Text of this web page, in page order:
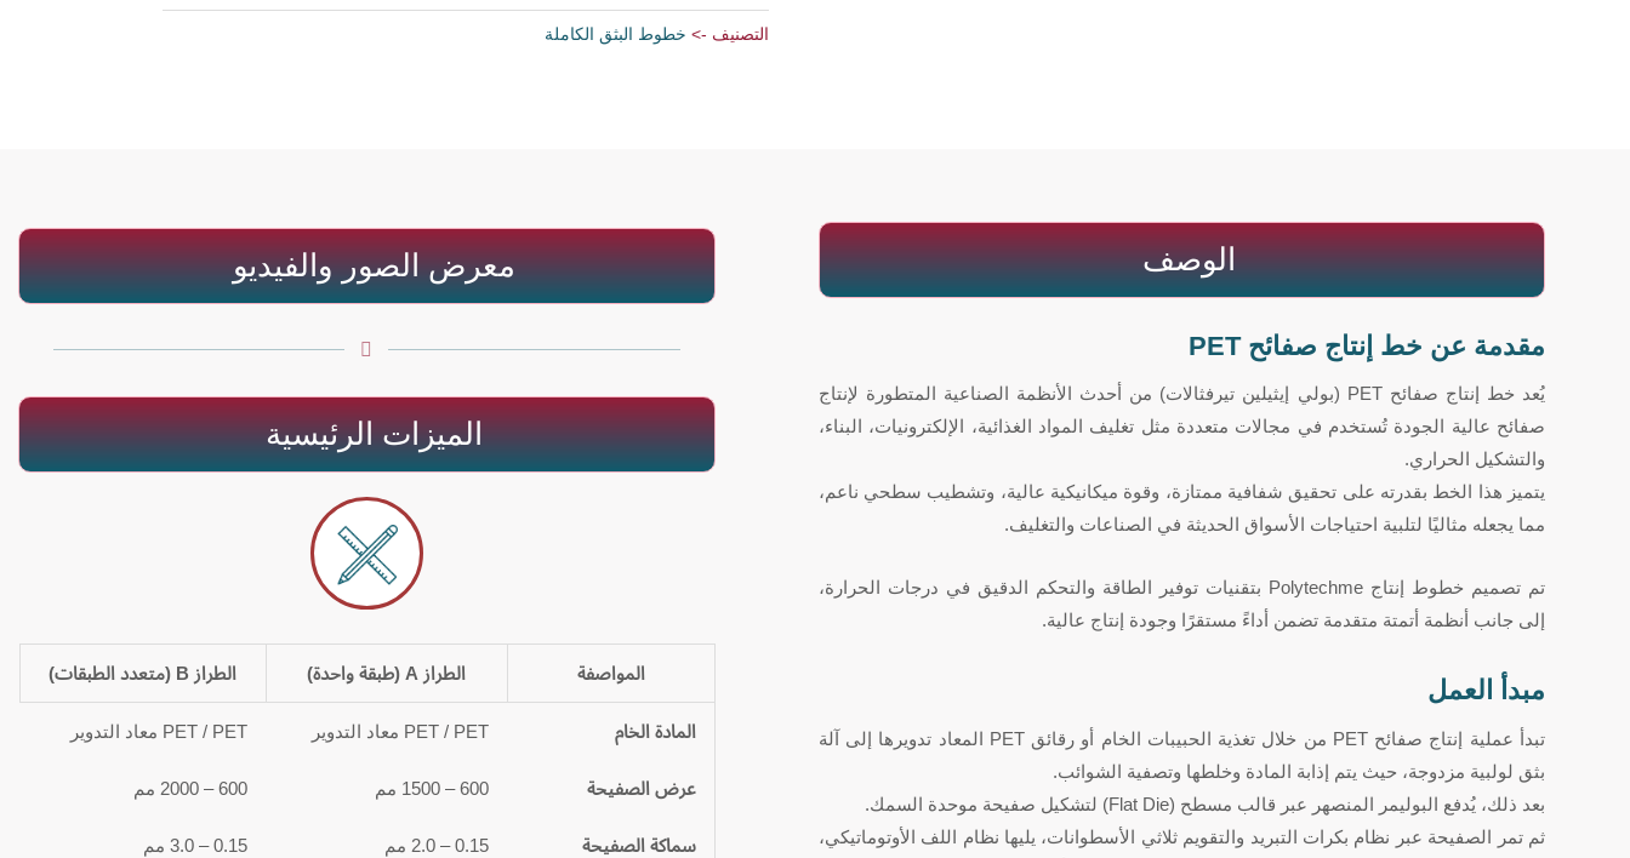
التصنيف -> خطوط البثق الكاملة
الوصف
مقدمة عن خط إنتاج صفائح PET
يُعد خط إنتاج صفائح PET (بولي إيثيلين تيرفثالات) من أحدث الأنظمة الصناعية المتطورة لإنتاج
صفائح عالية الجودة تُستخدم في مجالات متعددة مثل تغليف المواد الغذائية، الإلكترونيات، البناء،
والتشكيل الحراري.
يتميز هذا الخط بقدرته على تحقيق شفافية ممتازة، وقوة ميكانيكية عالية، وتشطيب سطحي ناعم،
مما يجعله مثاليًا لتلبية احتياجات الأسواق الحديثة في الصناعات والتغليف.
تم تصميم خطوط إنتاج Polytechme بتقنيات توفير الطاقة والتحكم الدقيق في درجات الحرارة،
إلى جانب أنظمة أتمتة متقدمة تضمن أداءً مستقرًا وجودة إنتاج عالية.
مبدأ العمل
تبدأ عملية إنتاج صفائح PET من خلال تغذية الحبيبات الخام أو رقائق PET المعاد تدويرها إلى آلة
بثق لولبية مزدوجة، حيث يتم إذابة المادة وخلطها وتصفية الشوائب.
بعد ذلك، يُدفع البوليمر المنصهر عبر قالب مسطح (Flat Die) لتشكيل صفيحة موحدة السمك.
ثم تمر الصفيحة عبر نظام بكرات التبريد والتقويم ثلاثي الأسطوانات، يليها نظام اللف الأوتوماتيكي،
معرض الصور والفيديو
الميزات الرئيسية
المواصفة الطراز A (طبقة واحدة) الطراز B (متعدد الطبقات)
المادة الخام PET / PET معاد التدوير PET / PET معاد التدوير
عرض الصفيحة 600 – 1500 مم 600 – 2000 مم
سماكة الصفيحة 0.15 – 2.0 مم 0.15 – 3.0 مم